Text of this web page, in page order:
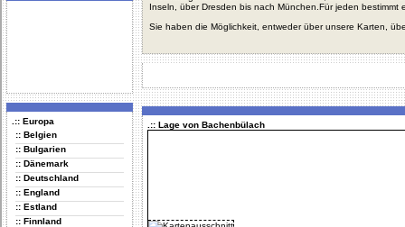
.:: Europa
:: Belgien
:: Bulgarien
:: Dänemark
:: Deutschland
:: England
:: Estland
:: Finnland
Inseln, über Dresden bis nach München.Für jeden bestimmt
Sie haben die Möglichkeit, entweder über unsere Karten,
.:: Lage von Bachenbülach